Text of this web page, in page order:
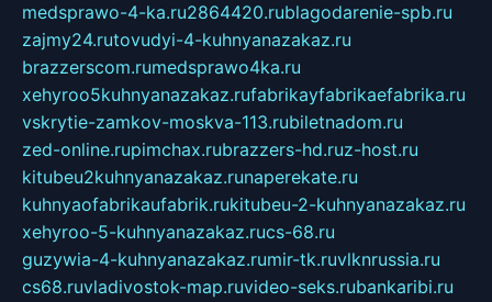
medsprawo-4-ka.ru2864420.rublagodarenie-spb.ru
zajmy24.rutovudyi-4-kuhnyanazakaz.ru
brazzerscom.rumedsprawo4ka.ru
xehyroo5kuhnyanazakaz.rufabrikayfabrikaefabrika.ru
vskrytie-zamkov-moskva-113.rubiletnadom.ru
zed-online.rupimchax.rubrazzers-hd.ruz-host.ru
kitubeu2kuhnyanazakaz.runaperekate.ru
kuhnyaofabrikaufabrik.rukitubeu-2-kuhnyanazakaz.ru
xehyroo-5-kuhnyanazakaz.rucs-68.ru
guzywia-4-kuhnyanazakaz.rumir-tk.ruvlknrussia.ru
cs68.ruvladivostok-map.ruvideo-seks.rubankaribi.ru